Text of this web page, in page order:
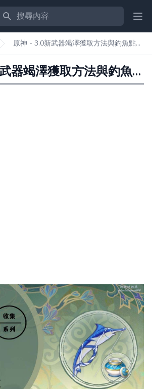
搜尋內容
原神 - 3.0新武器竭澤獲取方法與釣魚點一
覽
原神 - 3.0新武器竭澤獲取方法與釣魚點一覽